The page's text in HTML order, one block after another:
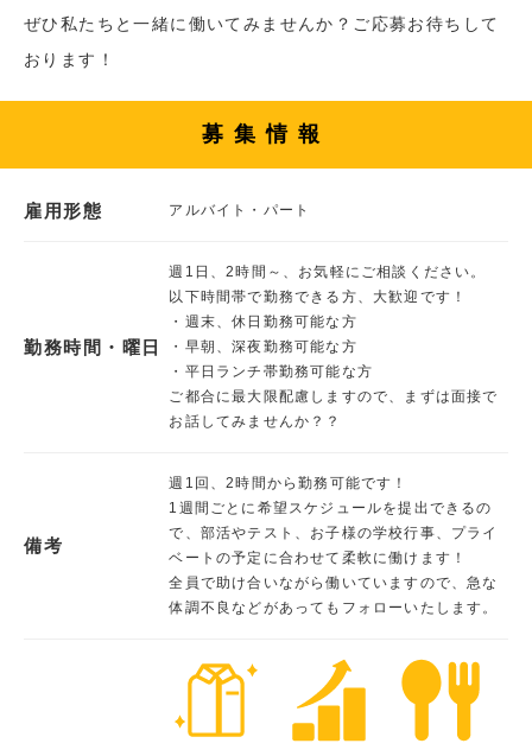
ぜひ私たちと一緒に働いてみませんか？ご応募お待ちして
おります！
募集情報
雇用形態 アルバイト・パート
勤務時間・曜日
週1日、2時間～、お気軽にご相談ください。
以下時間帯で勤務できる方、大歓迎です！
・週末、休日勤務可能な方
・早朝、深夜勤務可能な方
・平日ランチ帯勤務可能な方
ご都合に最大限配慮しますので、まずは面接で
お話してみませんか？？
備考
週1回、2時間から勤務可能です！
1週間ごとに希望スケジュールを提出できるの
で、部活やテスト、お子様の学校行事、プライ
ベートの予定に合わせて柔軟に働けます！
全員で助け合いながら働いていますので、急な
体調不良などがあってもフォローいたします。